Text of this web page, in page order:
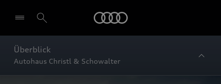
Überblick
Autohaus Christl & Schowalter